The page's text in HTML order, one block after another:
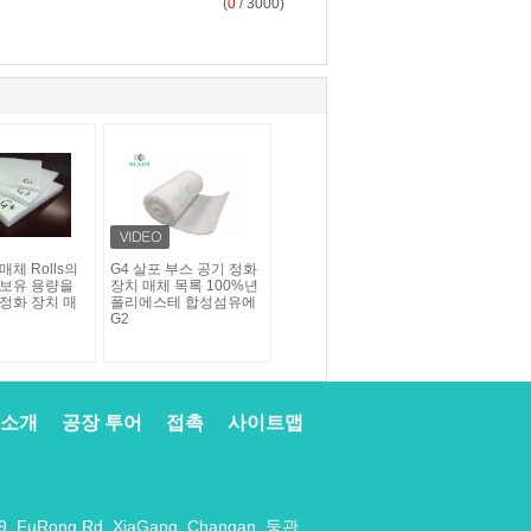
(0 / 3000)
체 Rolls의
유 용량을
화 장치 매
G4 살포 부스 공기 정화
장치 매체 목록 100%년
폴리에스테 합성섬유에
G2
사이트맵
접촉
공장 투어
개
FuRong Rd, XiaGang, Changan, 둥관,